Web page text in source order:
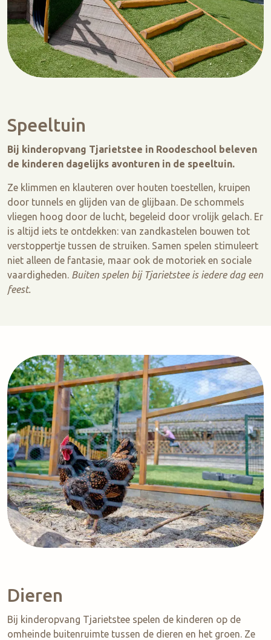
Speeltuin
Bij kinderopvang Tjarietstee in Roodeschool beleven
de kinderen dagelijks avonturen in de speeltuin.
Ze klimmen en klauteren over houten toestellen, kruipen
door tunnels en glijden van de glijbaan. De schommels
vliegen hoog door de lucht, begeleid door vrolijk gelach. Er
is altijd iets te ontdekken: van zandkastelen bouwen tot
verstoppertje tussen de struiken. Samen spelen stimuleert
niet alleen de fantasie, maar ook de motoriek en sociale
vaardigheden. Buiten spelen bij Tjarietstee is iedere dag een
feest.
Dieren
Bij kinderopvang Tjarietstee spelen de kinderen op de
omheinde buitenruimte tussen de dieren en het groen. Ze